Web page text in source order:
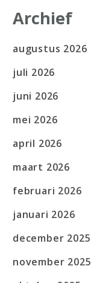
Archief
augustus 2026
juli 2026
juni 2026
mei 2026
april 2026
maart 2026
februari 2026
januari 2026
december 2025
november 2025